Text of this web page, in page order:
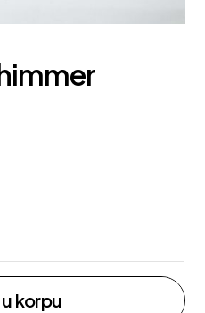
korpu